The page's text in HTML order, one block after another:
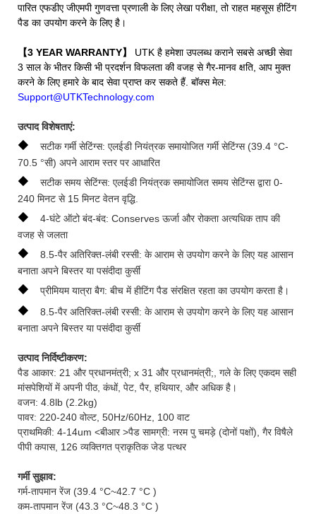
पारित एफडीए जीएमपी गुणवत्ता प्रणाली के लिए लेखा परीक्षा, तो राहत महसूस हीटिंग
पैड का उपयोग करने के लिए है।
【3 YEAR WARRANTY】 UTK है हमेशा उपलब्ध कराने सबसे अच्छी सेवा
3 साल के भीतर किसी भी प्रदर्शन विफलता की वजह से गैर-मानव क्षति, आप मुक्त
करने के लिए हमारे के बाद सेवा प्राप्त कर सकते हैं. बॉक्स मेल:
Support@UTKTechnology.com
उत्पाद विशेषताएं:
◆
सटीक गर्मी सेटिंग्स: एलईडी नियंत्रक समायोजित गर्मी सेटिंग्स (39.4 °C-
70.5 °सी) अपने आराम स्तर पर आधारित
◆
सटीक समय सेटिंग्स: एलईडी नियंत्रक समायोजित समय सेटिंग्स द्वारा 0-
240 मिनट से 15 मिनट वेतन वृद्धि.
◆
4-घंटे ऑटो बंद-बंद: Conserves ऊर्जा और रोकता अत्यधिक ताप की
वजह से जलता
◆
8.5-पैर अतिरिक्त-लंबी रस्सी: के आराम से उपयोग करने के लिए यह आसान
बनाता अपने बिस्तर या पसंदीदा कुर्सी
◆ प्रीमियम यात्रा बैग: बीच में हीटिंग पैड संरक्षित रहता का उपयोग करता है।
◆
8.5-पैर अतिरिक्त-लंबी रस्सी: के आराम से उपयोग करने के लिए यह आसान
बनाता अपने बिस्तर या पसंदीदा कुर्सी
उत्पाद निर्दिष्टीकरण:
पैड आकार: 21 और प्रधानमंत्री; x 31 और प्रधानमंत्री;, गले के लिए एकदम सही
मांसपेशियों में अपनी पीठ, कंधों, पेट, पैर, हथियार, और अधिक है।
वजन: 4.8lb (2.2kg)
पावर: 220-240 वोल्ट, 50Hz/60Hz, 100 वाट
प्राथमिकी: 4-14um <बीआर >पैड सामग्री: नरम पु चमड़े (दोनों पक्षों), गैर विषैले
पीपी कपास, 126 व्यक्तिगत प्राकृतिक जेड पत्थर
गर्मी सुझाव:
गर्म-तापमान रेंज (39.4 °C~42.7 °C )
कम-तापमान रेंज (43.3 °C~48.3 °C )